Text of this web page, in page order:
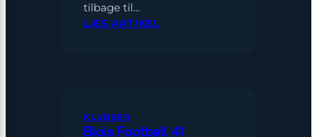
tilbage til…
LÆS ARTIKEL
KLUBBER
Blois Football 41